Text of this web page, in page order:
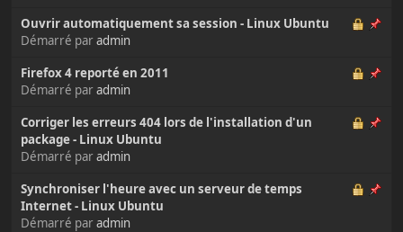
Ouvrir automatiquement sa session - Linux Ubuntu
Démarré paradmin
Firefox 4 reporté en 2011
Démarré paradmin
Corriger les erreurs 404 lors de l'installation d'un
package - Linux Ubuntu
Démarré paradmin
Synchroniser l'heure avec un serveur de temps
Internet - Linux Ubuntu
Démarré paradmin